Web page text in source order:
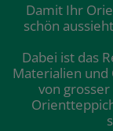
Damit Ihr
schön
Dabei ist das
Materialien und
von